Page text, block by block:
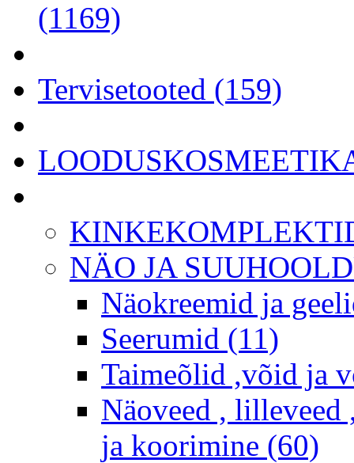
(1169)
Tervisetooted (159)
NÄO JA
Näokreemid ja
Seerumid (11)
Taimeõlid ,võid ja
Näoveed ,
ja koorimine (60)